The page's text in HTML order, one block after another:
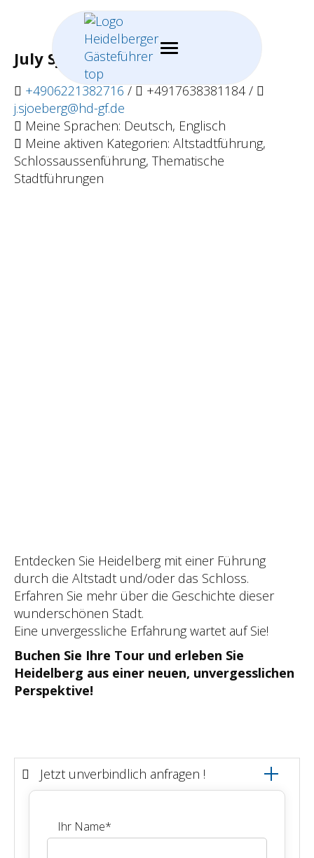
July Sjöberg
+4906221382716 /
+4917638381184 /
j.sjoeberg@hd-gf.de
Meine Sprachen: Deutsch, Englisch
Meine aktiven Kategorien: Altstadtführung,
Schlossaussenführung, Thematische
Stadtführungen
Entdecken Sie Heidelberg mit einer Führung
durch die Altstadt und/oder das Schloss.
Erfahren Sie mehr über die Geschichte dieser
wunderschönen Stadt.
Eine unvergessliche Erfahrung wartet auf Sie!
Buchen Sie Ihre Tour und erleben Sie
Heidelberg aus einer neuen, unvergesslichen
Perspektive!
Jetzt unverbindlich anfragen !
Ihr Name*